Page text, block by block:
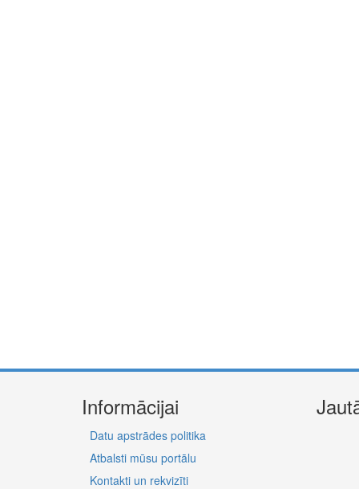
Informācijai
Datu apstrādes politika
Atbalsti mūsu portālu
Kontakti un rekvizīti